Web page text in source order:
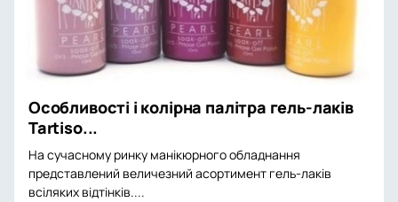
Особливості і колірна палітра гель-лаків
Tartiso...
На сучасному ринку манікюрного обладнання
представлений величезний асортимент гель-лаків
всіляких відтінків....